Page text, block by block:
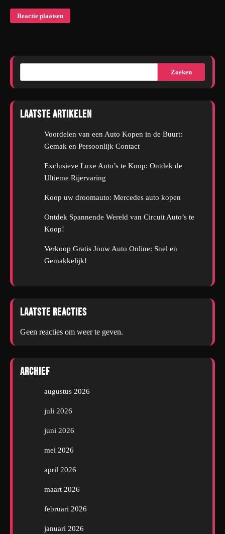
Zoeken
Laatste artikelen
Voordelen van een Auto Kopen in de Buurt:
Gemak en Persoonlijk Contact
Exclusieve Luxe Auto’s te Koop: Ontdek de
Ultieme Rijervaring
Koop uw droomauto: Mercedes auto kopen
Ontdek Spannende Wereld van Circuit Auto’s te
Koop!
Verkoop Gratis Jouw Auto Online: Snel en
Gemakkelijk!
Laatste reacties
Geen reacties om weer te geven.
Archief
augustus 2026
juli 2026
juni 2026
mei 2026
april 2026
maart 2026
februari 2026
januari 2026